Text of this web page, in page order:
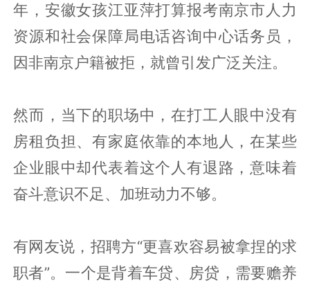
年，安徽女孩江亚萍打算报考南京市人力
资源和社会保障局电话咨询中心话务员，
因非南京户籍被拒，就曾引发广泛关注。
然而，当下的职场中，在打工人眼中没有
房租负担、有家庭依靠的本地人，在某些
企业眼中却代表着这个人有退路，意味着
奋斗意识不足、加班动力不够。
有网友说，招聘方“更喜欢容易被拿捏的求
职者”。一个是背着车贷、房贷，需要赡养